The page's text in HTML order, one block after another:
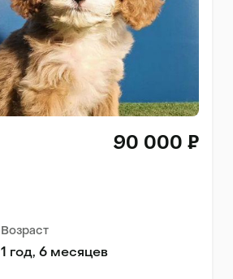
90 000 ₽
Возраст
1 год, 6 месяцев